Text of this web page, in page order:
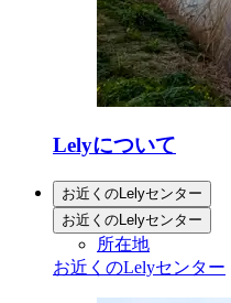
Lelyについて
お近くのLelyセンター
お近くのLelyセンター
所在地
お近くのLelyセンター